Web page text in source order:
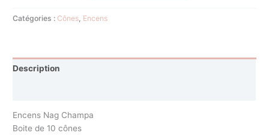
Catégories : Cônes Encens
Description
Encens Nag Champa
Boite de 10 cônes